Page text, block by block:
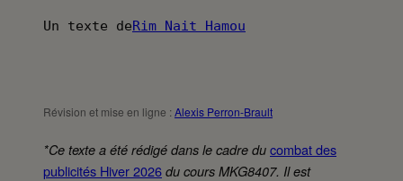
Un texte deRim Nait Hamou
Révision et mise en ligne : Alexis Perron-Brault
*Ce texte a été rédigé dans le cadre du combat des
publicités Hiver 2026 du cours MKG8407. Il est